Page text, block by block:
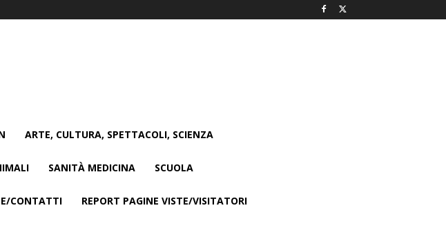
ARTE, CULTURA, SPETTACOLI, SCIENZA
SANITÀ MEDICINA SCUOLA
CONTATTI REPORT PAGINE VISTE/VISITATORI